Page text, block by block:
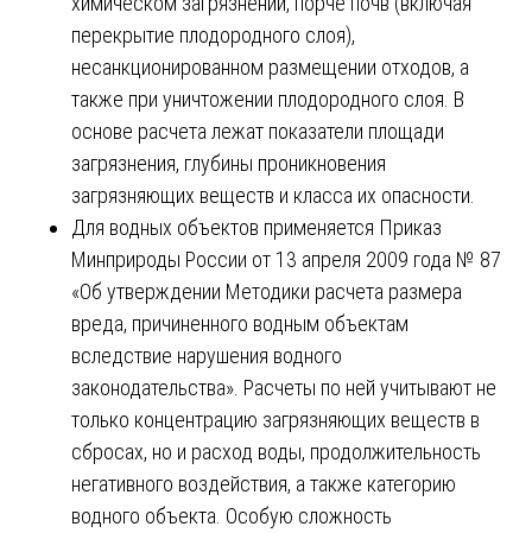
перекрытие плодородного слоя),
несанкционированном размещении отходов, а
также при уничтожении плодородного слоя. В
основе расчета лежат показатели площади
загрязнения, глубины проникновения
загрязняющих веществ и класса их опасности.
Для водных объектов применяется Приказ
Минприроды России от 13 апреля 2009 года № 87
«Об утверждении Методики расчета размера
вреда, причиненного водным объектам
вследствие нарушения водного
законодательства». Расчеты по ней учитывают не
только концентрацию загрязняющих веществ в
сбросах, но и расход воды, продолжительность
негативного воздействия, а также категорию
водного объекта. Особую сложность